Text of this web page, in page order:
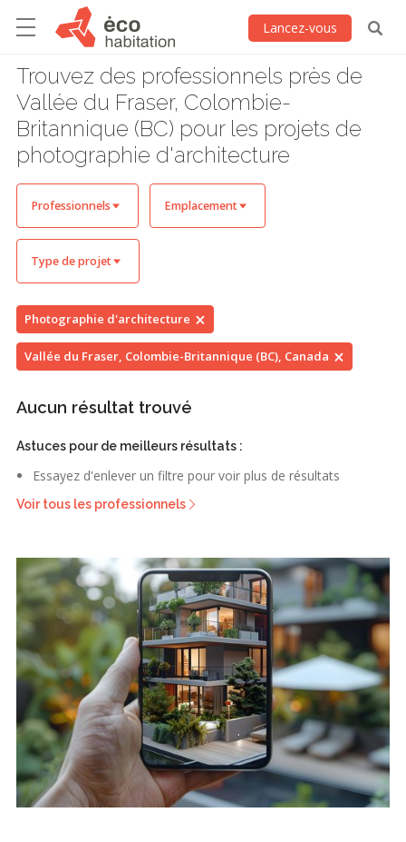
Lancez-vous
Trouvez des professionnels près de
Vallée du Fraser, Colombie-
Britannique (BC) pour les projets de
photographie d'architecture
Professionnels Emplacement
Type de projet
Photographie d'architecture
Vallée du Fraser, Colombie-Britannique (BC), Canada
Aucun résultat trouvé
Astuces pour de meilleurs résultats :
Essayez d'enlever un filtre pour voir plus de résultats
Voir tous les professionnels